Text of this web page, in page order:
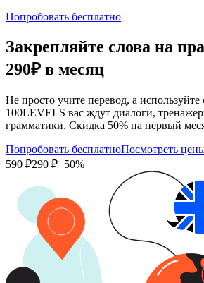
Попробовать бесплатно
Закрепляйте слова на
290₽ в месяц
Не просто учите перевод, а
100LEVELS вас ждут диалоги,
грамматики. Скидка 50% на первый
Попробовать бесплатноПосмотреть
590 ₽290 ₽−50%